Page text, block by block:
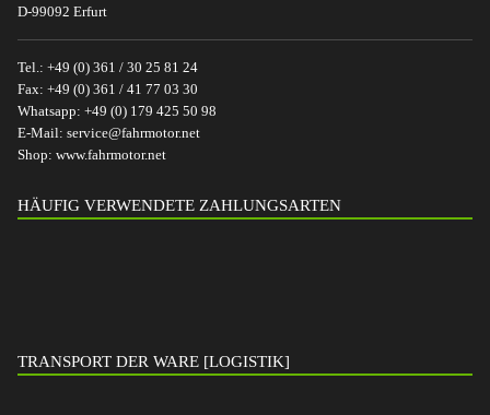
D-99092 Erfurt
Tel.: +49 (0) 361 / 30 25 81 24
Fax: +49 (0) 361 / 41 77 03 30
Whatsapp: +49 (0) 179 425 50 98
E-Mail: service@fahrmotor.net
Shop: www.fahrmotor.net
HÄUFIG VERWENDETE ZAHLUNGSARTEN
TRANSPORT DER WARE [LOGISTIK]